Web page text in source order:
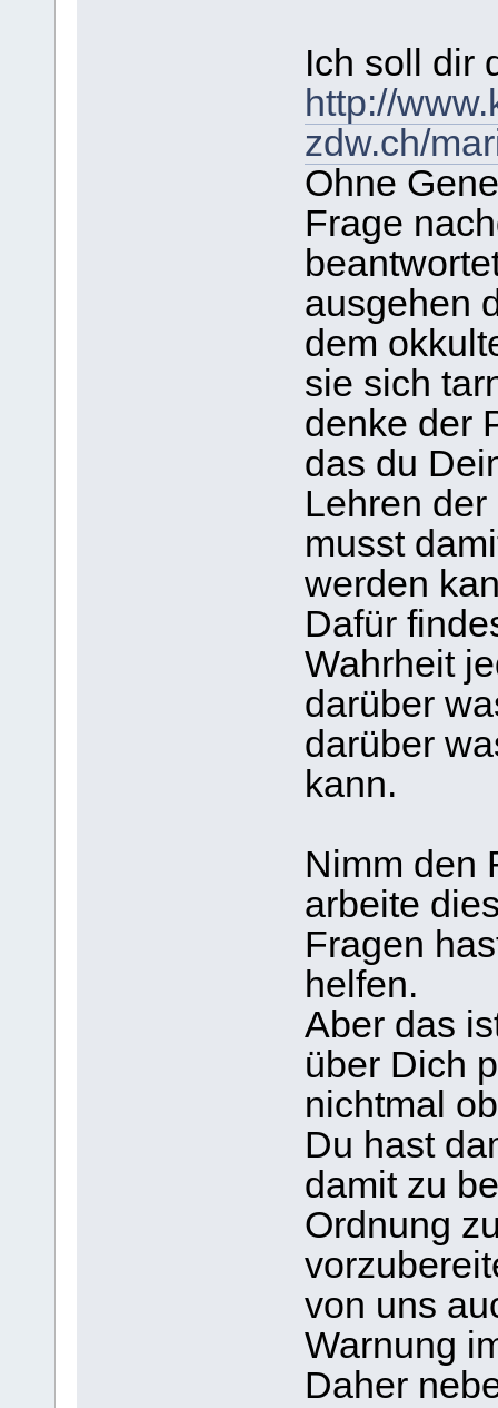
Ich soll dir
http://
zdw.ch/
Ohne
Frage
ausgehen
dem
sie sich
denke der
das du
Lehren
musst
werden
Dafür
Wahrheit
darüber
darüber
kann.
Nimm den
arbeite
Fragen
helfen.
Aber das
über Dich
nichtmal
Du hast
damit zu
Ordnung
von uns
Warnung
Daher